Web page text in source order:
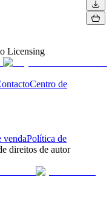
Licensing
Centro de
vendaPolítica de
direitos de autor